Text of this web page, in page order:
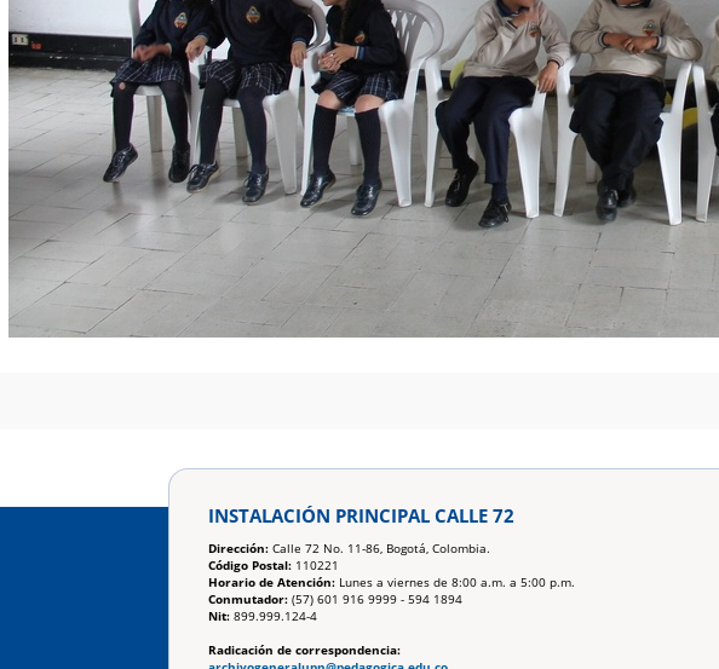
INSTALACIÓN PRINCIPAL CALLE 72
Dirección: Calle 72 No. 11-86, Bogotá, Colombia.
Código Postal: 110221
Horario de Atención: Lunes a viernes de 8:00 a.m. a 5:00 p.m.
Conmutador: (57) 601 916 9999 - 594 1894
Nit: 899.999.124-4
Radicación de correspondencia: